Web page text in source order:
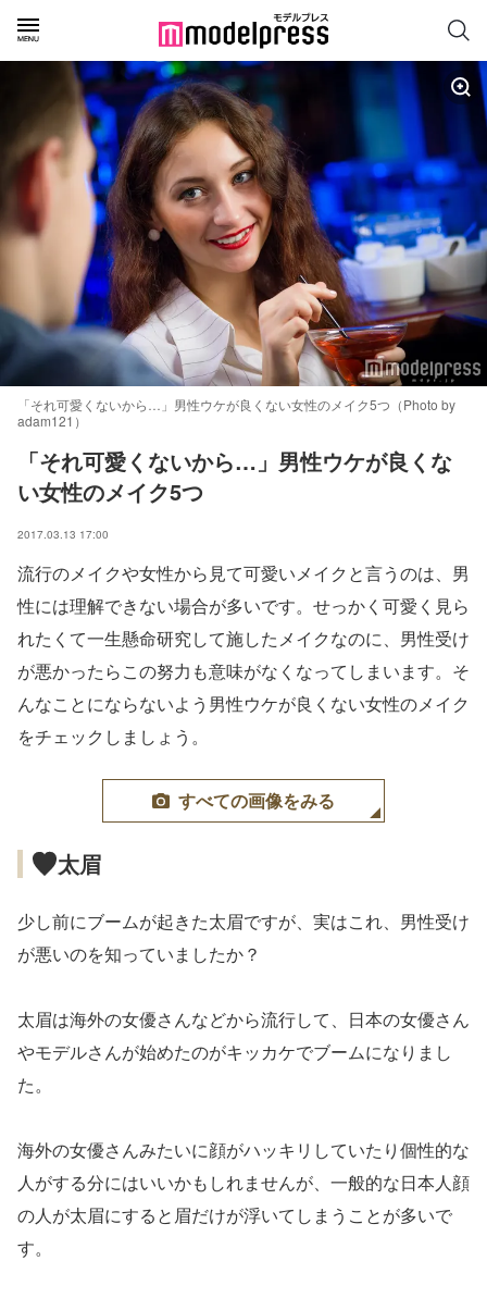
「それ可愛くないから…」男性ウケが良くない女性のメイク5つ（Photo by
adam121）
「それ可愛くないから…」男性ウケが良くな
い女性のメイク5つ
2017.03.13 17:00
流行のメイクや女性から見て可愛いメイクと言うのは、男
性には理解できない場合が多いです。せっかく可愛く見ら
れたくて一生懸命研究して施したメイクなのに、男性受け
が悪かったらこの努力も意味がなくなってしまいます。そ
んなことにならないよう男性ウケが良くない女性のメイク
をチェックしましょう。
すべての画像をみる
太眉
少し前にブームが起きた太眉ですが、実はこれ、男性受け
が悪いのを知っていましたか？
太眉は海外の女優さんなどから流行して、日本の女優さん
やモデルさんが始めたのがキッカケでブームになりまし
た。
海外の女優さんみたいに顔がハッキリしていたり個性的な
人がする分にはいいかもしれませんが、一般的な日本人顔
の人が太眉にすると眉だけが浮いてしまうことが多いで
す。